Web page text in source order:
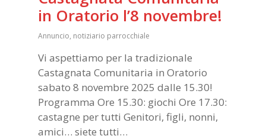
in Oratorio l’8 novembre!
Annuncio, notiziario parrocchiale
Vi aspettiamo per la tradizionale
Castagnata Comunitaria in Oratorio
sabato 8 novembre 2025 dalle 15.30!
Programma Ore 15.30: giochi Ore 17.30:
castagne per tutti Genitori, figli, nonni,
amici… siete tutti…